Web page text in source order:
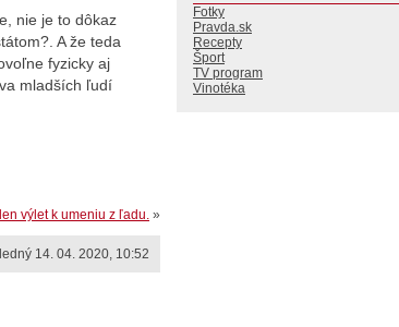
nie je to dôkaz
A že teda
fyzicky aj
mladších ľudí
výlet k umeniu z ľadu. »
14. 04. 2020, 10:52
Fotky
Pravda.sk
Recepty
Šport
TV program
Vinotéka